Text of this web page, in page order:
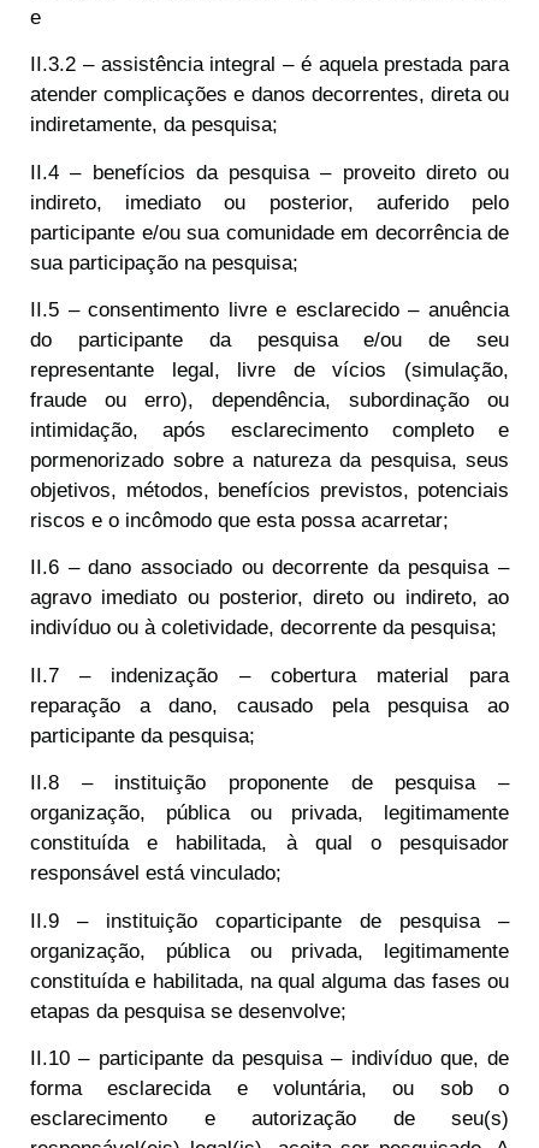
e
II.3.2 – assistência integral – é aquela prestada para
atender complicações e danos decorrentes, direta ou
indiretamente, da pesquisa;
II.4 – benefícios da pesquisa – proveito direto ou
indireto, imediato ou posterior, auferido pelo
participante e/ou sua comunidade em decorrência de
sua participação na pesquisa;
II.5 – consentimento livre e esclarecido – anuência
do participante da pesquisa e/ou de seu
representante legal, livre de vícios (simulação,
fraude ou erro), dependência, subordinação ou
intimidação, após esclarecimento completo e
pormenorizado sobre a natureza da pesquisa, seus
objetivos, métodos, benefícios previstos, potenciais
riscos e o incômodo que esta possa acarretar;
II.6 – dano associado ou decorrente da pesquisa –
agravo imediato ou posterior, direto ou indireto, ao
indivíduo ou à coletividade, decorrente da pesquisa;
II.7 – indenização – cobertura material para
reparação a dano, causado pela pesquisa ao
participante da pesquisa;
II.8 – instituição proponente de pesquisa –
organização, pública ou privada, legitimamente
constituída e habilitada, à qual o pesquisador
responsável está vinculado;
II.9 – instituição coparticipante de pesquisa –
organização, pública ou privada, legitimamente
constituída e habilitada, na qual alguma das fases ou
etapas da pesquisa se desenvolve;
II.10 – participante da pesquisa – indivíduo que, de
forma esclarecida e voluntária, ou sob o
esclarecimento e autorização de seu(s)